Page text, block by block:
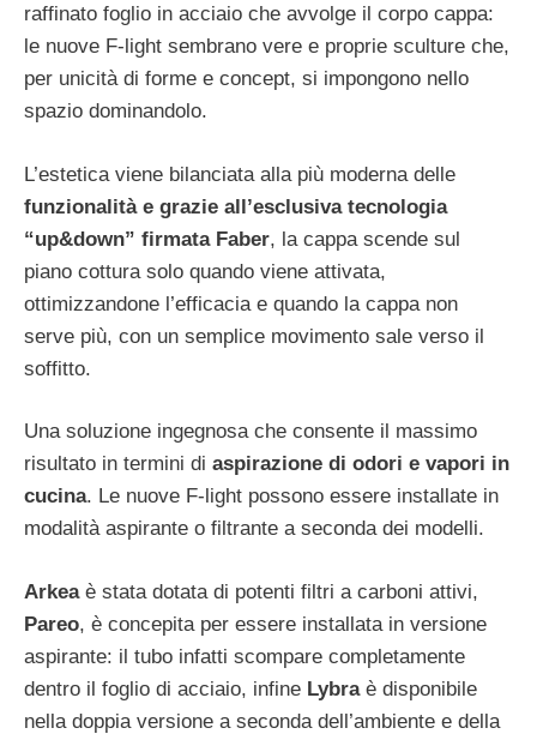
raffinato foglio in acciaio che avvolge il corpo cappa:
le nuove F-light sembrano vere e proprie sculture che,
per unicità di forme e concept, si impongono nello
spazio dominandolo.
L’estetica viene bilanciata alla più moderna delle
funzionalità e grazie all’esclusiva tecnologia
“up&down” firmata Faber, la cappa scende sul
piano cottura solo quando viene attivata,
ottimizzandone l’efficacia e quando la cappa non
serve più, con un semplice movimento sale verso il
soffitto.
Una soluzione ingegnosa che consente il massimo
risultato in termini di aspirazione di odori e vapori in
cucina. Le nuove F-light possono essere installate in
modalità aspirante o filtrante a seconda dei modelli.
Arkea è stata dotata di potenti filtri a carboni attivi,
Pareo, è concepita per essere installata in versione
aspirante: il tubo infatti scompare completamente
dentro il foglio di acciaio, infine Lybraè disponibile
nella doppia versione a seconda dell’ambiente e della